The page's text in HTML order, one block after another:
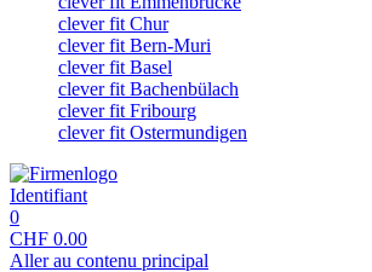
clever fit Chur
clever fit Bern-Muri
clever fit Basel
clever fit Bachenbülach
clever fit Fribourg
clever fit Ostermundigen
Identifiant
0
CHF 0.00
Aller au contenu principal